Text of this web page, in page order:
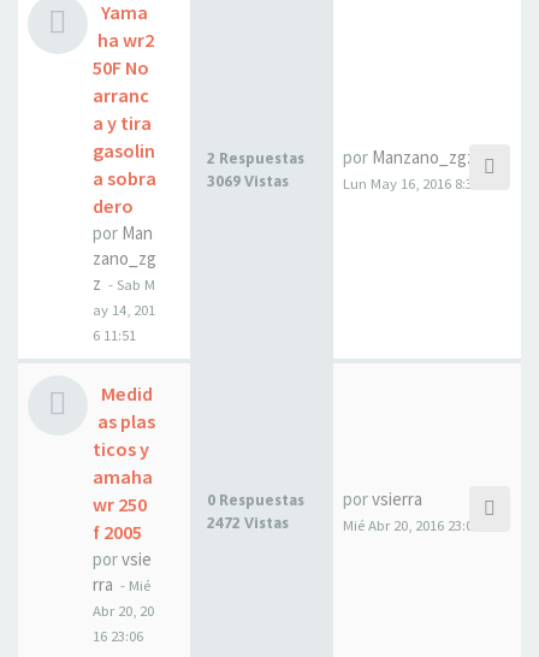
Yama
ha wr2
50F No
arranc
a y tira
gasolin
a sobra
dero
por Man
zano_zg
z - Sab M
ay 14, 201
6 11:51
2 Respuestas
3069 Vistas
por Manzano_zgz
Lun May 16, 2016 8:33
Medid
as plas
ticos y
amaha
wr 250
f 2005
porvsie
rra - Mié
Abr 20, 20
16 23:06
0 Respuestas
2472 Vistas
porvsierra
Mié Abr 20, 2016 23:06